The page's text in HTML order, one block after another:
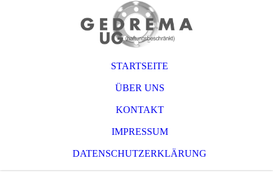
STARTSEITE
ÜBER UNS
KONTAKT
IMPRESSUM
DATENSCHUTZERKLÄRUNG